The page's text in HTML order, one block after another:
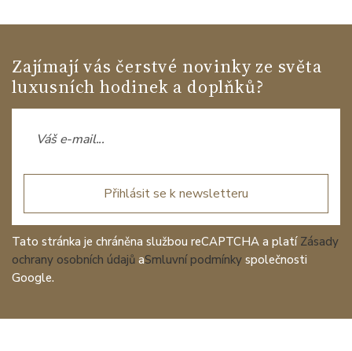
Zajímají vás čerstvé novinky ze světa
luxusních hodinek a doplňků?
Přihlásit se k newsletteru
Tato stránka je chráněna službou reCAPTCHA a platí Zásady
ochrany osobních údajů aSmluvní podmínky společnosti
Google.